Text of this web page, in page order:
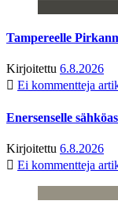
Tampereelle
Kirjoitettu 6.8.2026
Ei kommentteja
Enersenselle
Kirjoitettu 6.8.2026
Ei kommentteja